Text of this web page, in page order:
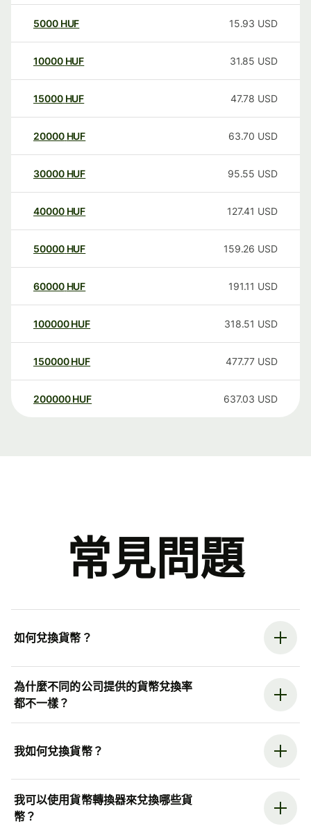
5000 HUF 15.93 USD
10000 HUF 31.85 USD
15000 HUF 47.78 USD
20000 HUF 63.70 USD
30000 HUF 95.55 USD
40000 HUF 127.41 USD
50000 HUF 159.26 USD
60000 HUF 191.11 USD
100000 HUF 318.51 USD
150000 HUF 477.77 USD
200000 HUF 637.03 USD
常見問題
如何兌換貨幣？
為什麼不同的公司提供的貨幣兌換率
都不一樣？
我如何兌換貨幣？
我可以使用貨幣轉換器來兌換哪些貨
幣？